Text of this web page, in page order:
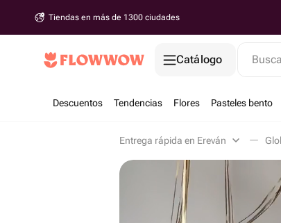
Tiendas en más de 1300 ciudades
Catálogo
Descuentos Tendencias Flores Pasteles bento
Entrega rápida en Ereván